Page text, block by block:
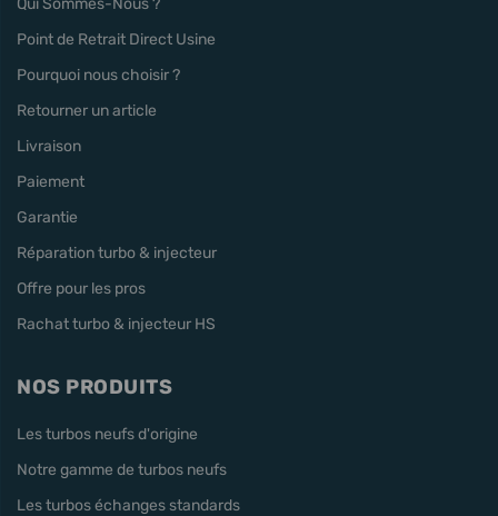
Point de Retrait Direct Usine
Pourquoi nous choisir ?
Retourner un article
Livraison
Paiement
Garantie
Réparation turbo & injecteur
Offre pour les pros
Rachat turbo & injecteur HS
NOS PRODUITS
Les turbos neufs d'origine
Notre gamme de turbos neufs
Les turbos échanges standards